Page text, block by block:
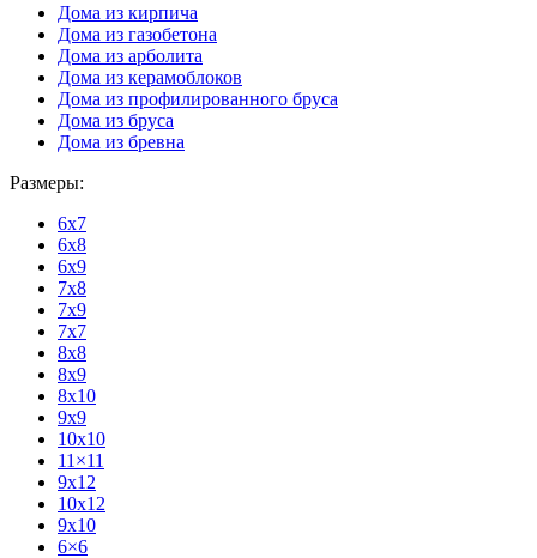
Дома из кирпича
Дома из газобетона
Дома из арболита
Дома из керамоблоков
Дома из профилированного бруса
Дома из бруса
Дома из бревна
Размеры:
6x7
6x8
6x9
7x8
7x9
7x7
8x8
8x9
8x10
9x9
10x10
11×11
9x12
10x12
9x10
6×6